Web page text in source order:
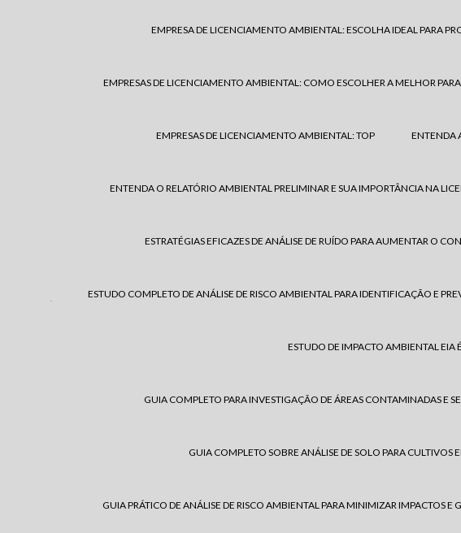
EMPRESA DE LICENCIAMENTO AMBIENTAL: ESCOLHA IDEAL PARA
EMPRESAS DE LICENCIAMENTO AMBIENTAL: COMO ESCOLHER A MELHOR
EMPRESAS DE LICENCIAMENTO AMBIENTAL: TOP ENTENDA
ENTENDA O RELATÓRIO AMBIENTAL PRELIMINAR E SUA IMPORTÂNCIA NA
ESTRATÉGIAS EFICAZES DE ANÁLISE DE RUÍDO PARA AUMENTAR O
ESTUDO COMPLETO DE ANÁLISE DE RISCO AMBIENTAL PARA IDENTIFICAÇÃO E
ESTUDO DE IMPACTO AMBIENTAL EIA
GUIA COMPLETO PARA INVESTIGAÇÃO DE ÁREAS CONTAMINADAS E
GUIA COMPLETO SOBRE ANÁLISE DE SOLO PARA CULTIVOS
GUIA PRÁTICO DE ANÁLISE DE RISCO AMBIENTAL PARA MINIMIZAR IMPACTOS E